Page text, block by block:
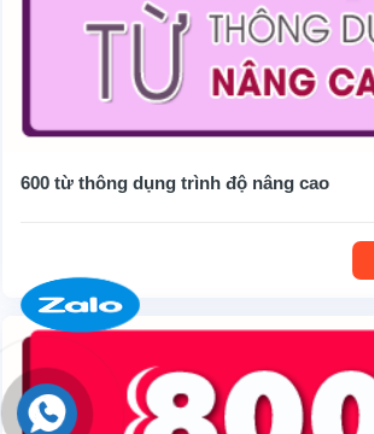
600 từ thông dụng trình độ nâng cao